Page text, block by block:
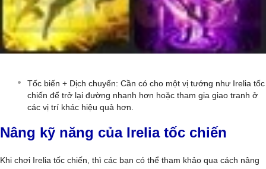
Tốc biến + Dịch chuyển: Cần có cho một vị tướng như Irelia tốc
chiến để trở lại đường nhanh hơn hoặc tham gia giao tranh ở
các vị trí khác hiệu quả hơn.
Nâng kỹ năng của Irelia tốc chiến
Khi chơi Irelia tốc chiến, thì các bạn có thể tham khảo qua cách nâng